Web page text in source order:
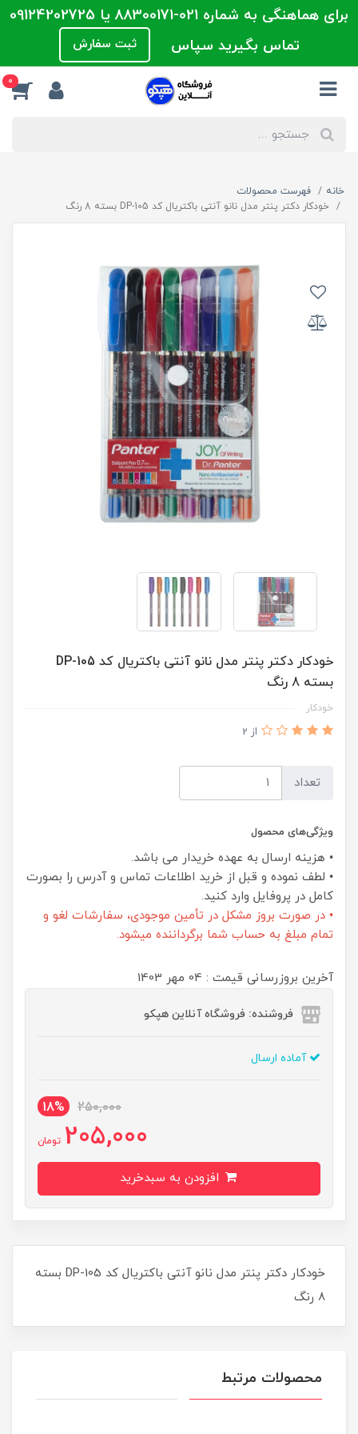
برای هماهنگی به شماره 021-88300171 یا 09124202725
تماس بگیرید سپاس
ثبت سفارش
0
خانه
فهرست محصولات
خودکار دکتر پنتر مدل نانو آنتی باکتریال کد DP-105 بسته 8 رنگ
خودکار دکتر پنتر مدل نانو آنتی باکتریال کد DP-105
بسته 8 رنگ
خودکار
از 2
تعداد
ویژگی‌های محصول
• هزینه ارسال به عهده خریدار می باشد.
• لطف نموده و قبل از خرید اطلاعات تماس و آدرس را بصورت
کامل در پروفایل وارد کنید.
• در صورت بروز مشکل در تأمین موجودی، سفارشات لغو و
تمام مبلغ به حساب شما برگرداننده میشود.
آخرین بروزرسانی قیمت : 04 مهر 1403
فروشنده: فروشگاه آنلاین هپکو
آماده ارسال
250,000
18%
205,000 تومان
خودکار دکتر پنتر مدل نانو آنتی باکتریال کد DP-105 بسته
8 رنگ
محصولات مرتبط